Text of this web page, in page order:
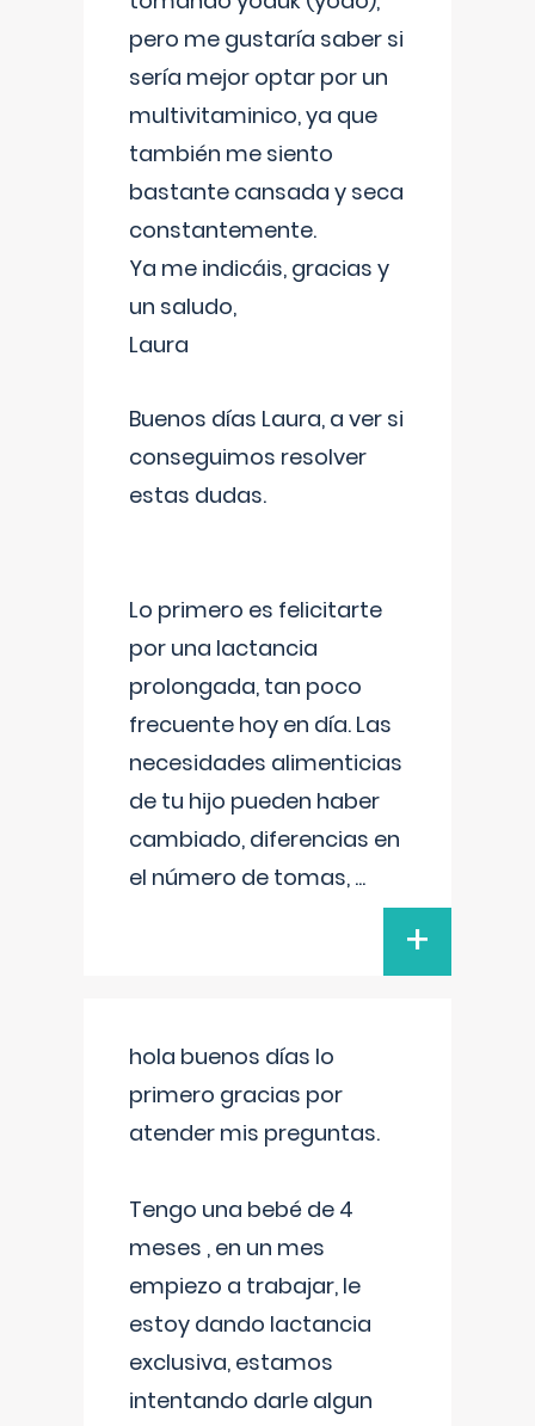
pero me gustaría saber si
sería mejor optar por un
multivitaminico, ya que
también me siento
bastante cansada y seca
constantemente.
Ya me indicáis, gracias y
un saludo,
Laura
Buenos días Laura, a ver si
conseguimos resolver
estas dudas.
Lo primero es felicitarte
por una lactancia
prolongada, tan poco
frecuente hoy en día. Las
necesidades alimenticias
de tu hijo pueden haber
cambiado, diferencias en
el número de tomas, ...
+
hola buenos días lo
primero gracias por
atender mis preguntas.
Tengo una bebé de 4
meses , en un mes
empiezo a trabajar, le
estoy dando lactancia
exclusiva, estamos
intentando darle algun